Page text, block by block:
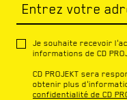
Entrez votre
Je souhaite recevoir
informations de CD
CD PROJEKT sera
obtenir plus
confidentialité de CD